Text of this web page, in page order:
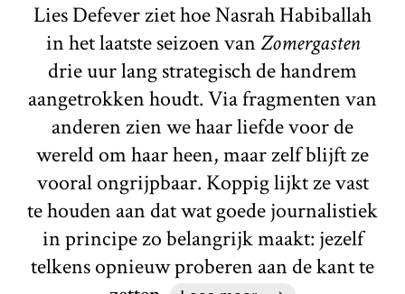
Lies Defever ziet hoe Nasrah Habiballah
in het laatste seizoen vanZomergasten
drie uur lang strategisch de handrem
aangetrokken houdt. Via fragmenten van
anderen zien we haar liefde voor de
wereld om haar heen, maar zelf blijft ze
vooral ongrijpbaar. Koppig lijkt ze vast
te houden aan dat wat goede journalistiek
in principe zo belangrijk maakt: jezelf
telkens opnieuw proberen aan de kant te